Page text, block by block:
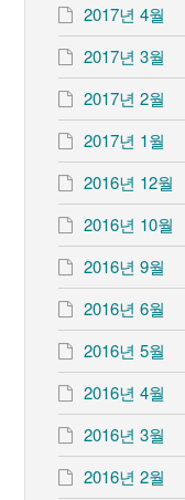
2017년 4월
2017년 3월
2017년 2월
2017년 1월
2016년 12월
2016년 10월
2016년 9월
2016년 6월
2016년 5월
2016년 4월
2016년 3월
2016년 2월